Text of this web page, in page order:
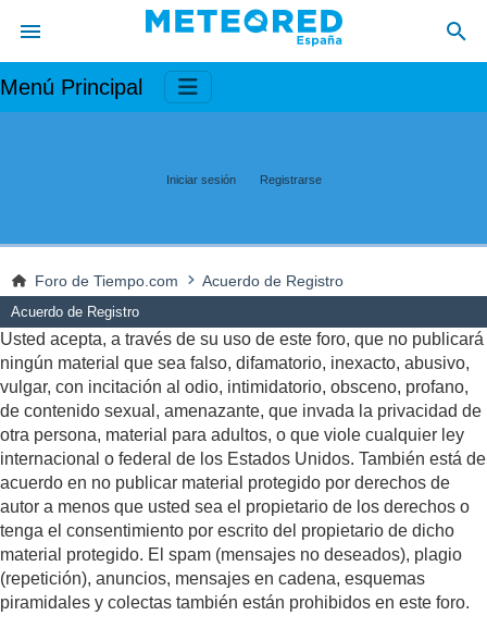
Menú Principal
Iniciar sesión Registrarse
Foro de Tiempo.com Acuerdo de Registro
Acuerdo de Registro
Usted acepta, a través de su uso de este foro, que no publicará
ningún material que sea falso, difamatorio, inexacto, abusivo,
vulgar, con incitación al odio, intimidatorio, obsceno, profano,
de contenido sexual, amenazante, que invada la privacidad de
otra persona, material para adultos, o que viole cualquier ley
internacional o federal de los Estados Unidos. También está de
acuerdo en no publicar material protegido por derechos de
autor a menos que usted sea el propietario de los derechos o
tenga el consentimiento por escrito del propietario de dicho
material protegido. El spam (mensajes no deseados), plagio
(repetición), anuncios, mensajes en cadena, esquemas
piramidales y colectas también están prohibidos en este foro.